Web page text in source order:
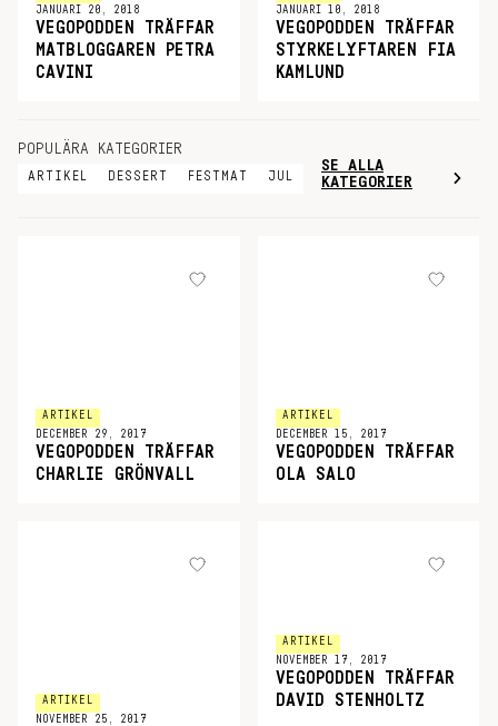
JANUARI 20, 2018
VEGOPODDEN TRÄFFAR
MATBLOGGAREN PETRA
CAVINI
JANUARI 10, 2018
VEGOPODDEN TRÄFFAR
STYRKELYFTAREN FIA
KAMLUND
POPULÄRA KATEGORIER
ARTIKEL DESSERT FESTMAT JUL
SE ALLA
KATEGORIER
ARTIKEL
DECEMBER 29, 2017
VEGOPODDEN TRÄFFAR
CHARLIE GRÖNVALL
ARTIKEL
DECEMBER 15, 2017
VEGOPODDEN TRÄFFAR
OLA SALO
ARTIKEL
NOVEMBER 25, 2017
ARTIKEL
NOVEMBER 17, 2017
VEGOPODDEN TRÄFFAR
DAVID STENHOLTZ